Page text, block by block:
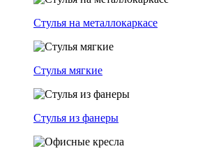
Стулья на металлокаркасе
Стулья мягкие
Стулья из фанеры